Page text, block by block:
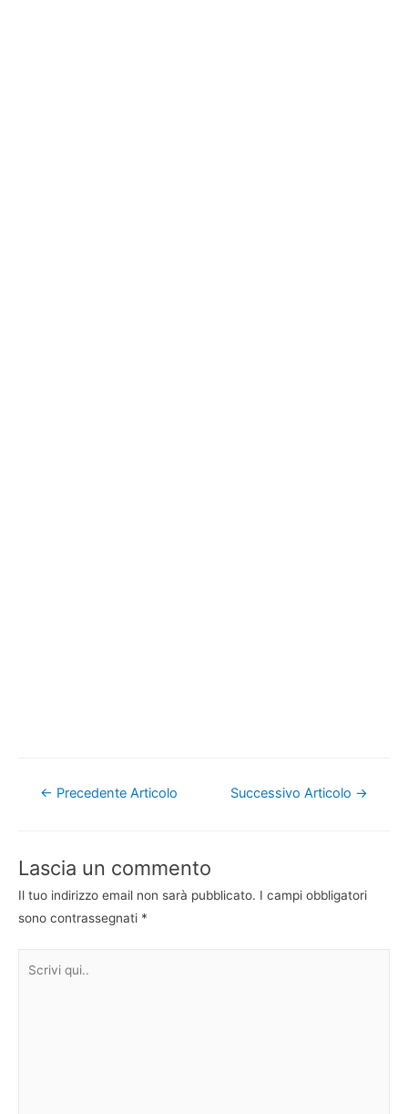
Navigazione
← Precedente Articolo Successivo Articolo →
Lascia un commento
Il tuo indirizzo email non sarà pubblicato. I campi obbligatori
sono contrassegnati *